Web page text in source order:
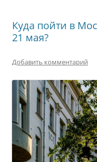
Куда пойти в
21 мая?
Добавить комментарий